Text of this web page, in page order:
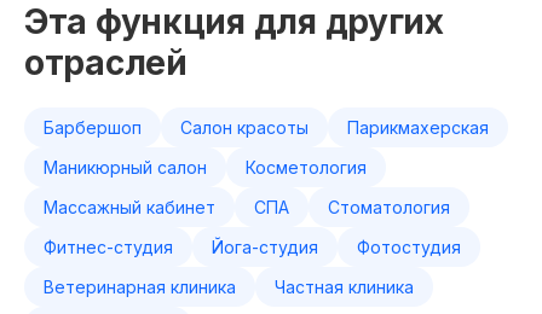
Эта функция для других
отраслей
Барбершоп Салон красоты
Парикмахерская
Маникюрный салон
Косметология
Массажный кабинет
СПА
Стоматология
Фитнес-студия
Йога-студия
Фотостудия
Ветеринарная клиника
Частная клиника